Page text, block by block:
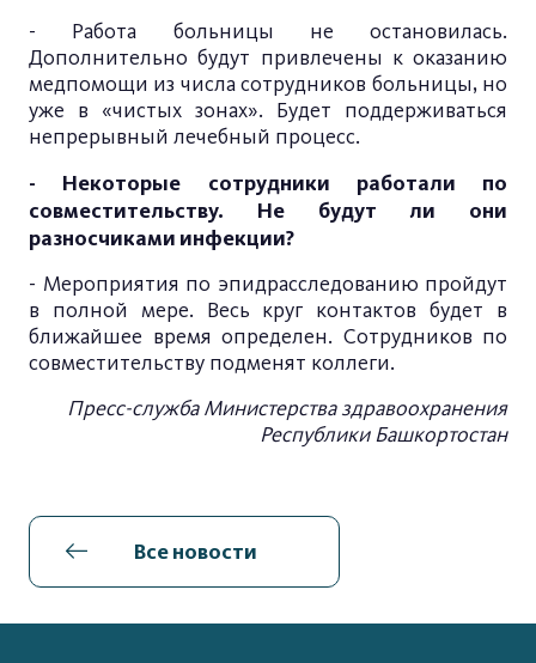
- Работа больницы не остановилась.
Дополнительно будут привлечены к оказанию
медпомощи из числа сотрудников больницы, но
уже в «чистых зонах». Будет поддерживаться
непрерывный лечебный процесс.
- Некоторые сотрудники работали по
совместительству. Не будут ли они
разносчиками инфекции?
- Мероприятия по эпидрасследованию пройдут
в полной мере. Весь круг контактов будет в
ближайшее время определен. Сотрудников по
совместительству подменят коллеги.
Пресс-служба Министерства здравоохранения
Республики Башкортостан
Все новости